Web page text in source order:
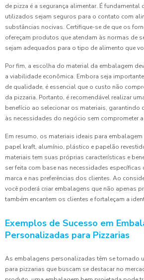
de pizza é a segurança alimentar. É fundamental
utilizados sejam seguros para o contato com
substâncias nocivas. Certifique-se de que os
ofereçam produtos que atendam às normas de
sejam adequados para o tipo de alimento que
Por fim, a escolha do material da embalagem
a viabilidade econômica. Embora seja
de qualidade, é essencial que o custo não
da pizzaria. Portanto, é recomendável realizar
benefício ao selecionar os materiais, garantindo
às necessidades do negócio sem comprometer
Em resumo, os materiais ideais para
papel kraft, alumínio, plástico e papelão
materiais tem suas próprias características e
ser feita com base nas necessidades específicas
marca e nas preferências dos clientes. Ao
você poderá criar embalagens que não apenas
também encantem os clientes e fortaleçam a
Exemplos de Sucesso em
Personalizadas para Pizzarias
As embalagens personalizadas têm se tornado
para pizzarias que buscam se destacar no